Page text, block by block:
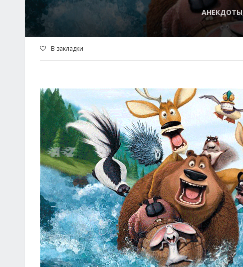
В закладки